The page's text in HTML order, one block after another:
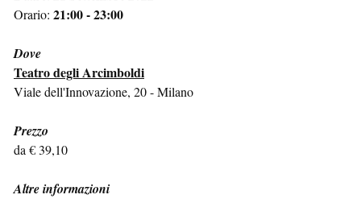
Orario: 21:00 - 23:00
Dove
Teatro degli Arcimboldi
Viale dell'Innovazione, 20 - Milano
Prezzo
da € 39,10
Altre informazioni